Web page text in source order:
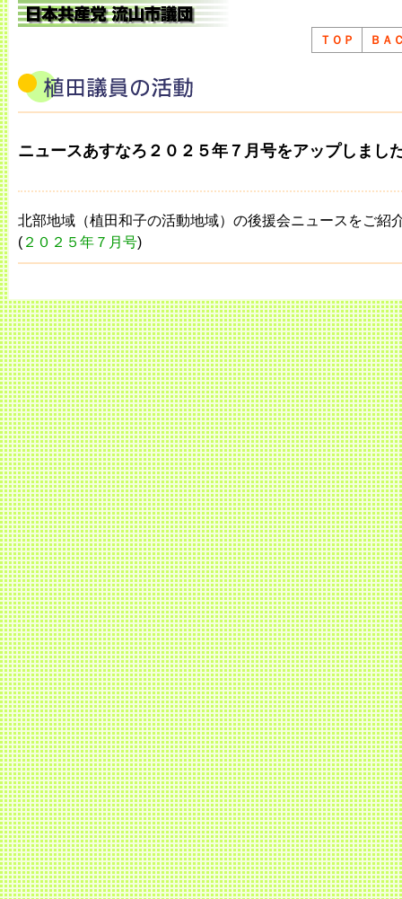
ＴＯＰ ＢＡ
ニュースあすなろ２０２５年７月号をアップしまし
北部地域（植田和子の活動地域）の後援会ニュースをご紹
( ２０２５年７月号)